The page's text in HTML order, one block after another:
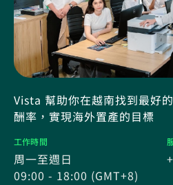
Vista 幫助你在越南找到最好
酬率，實現海外置產的目標
工作時間
周一至週日
09:00 - 18:00 (GMT+8)